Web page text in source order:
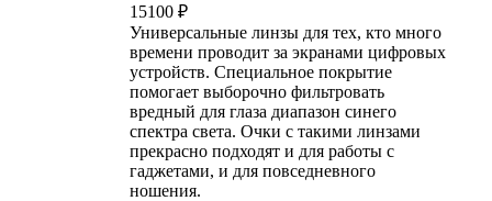
15100 ₽
Универсальные линзы для тех, кто много
времени проводит за экранами цифровых
устройств. Специальное покрытие
помогает выборочно фильтровать
вредный для глаза диапазон синего
спектра света. Очки с такими линзами
прекрасно подходят и для работы с
гаджетами, и для повседневного
ношения.